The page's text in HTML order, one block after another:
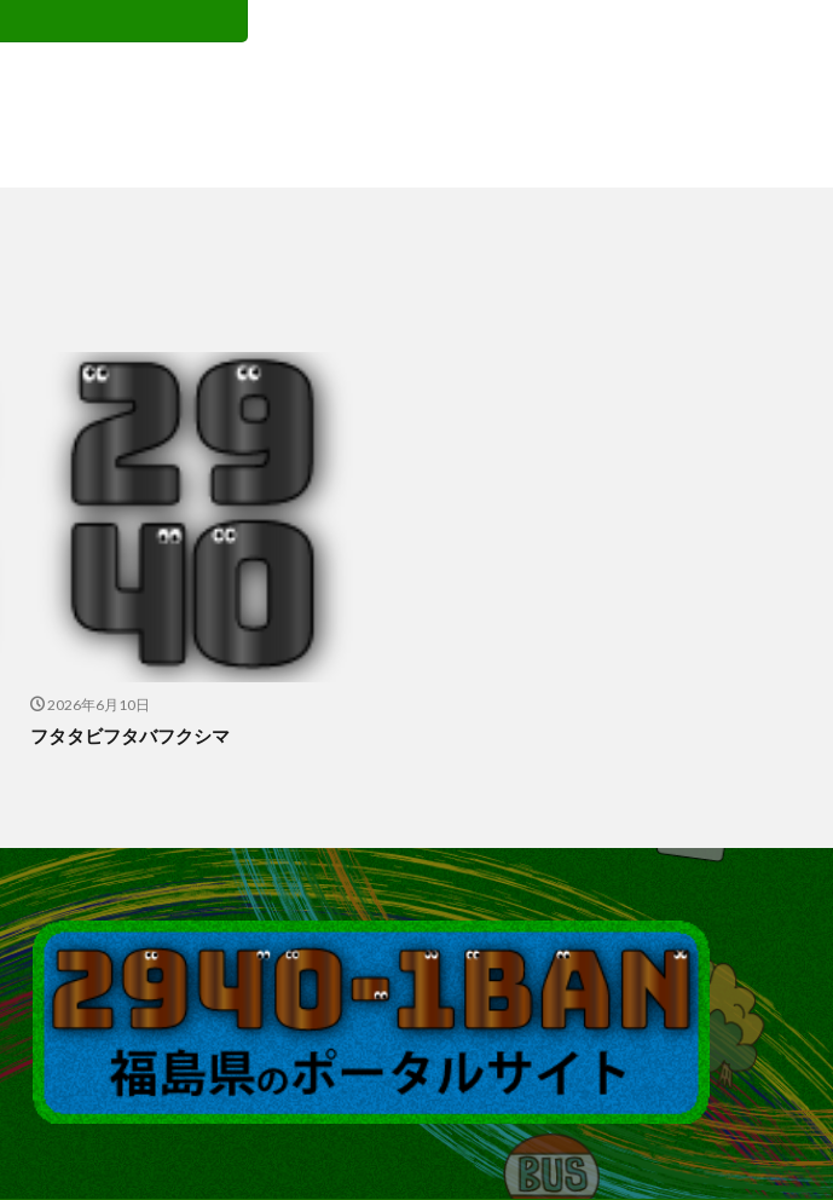
2026年6月10日
フタタビフタバフクシマ